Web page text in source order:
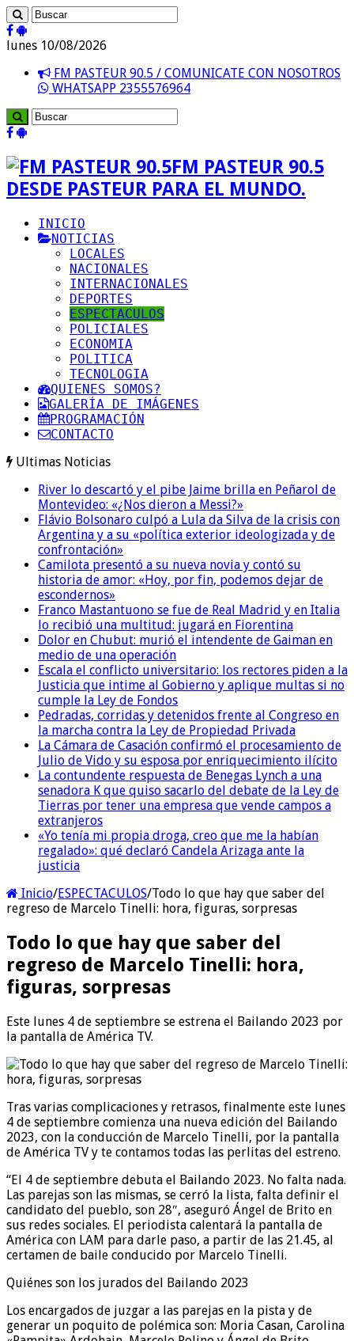
lunes 10/08/2026
FM PASTEUR 90.5 / COMUNICATE CON NOSOTROS
WHATSAPP 2355576964
FM PASTEUR 90.5
DESDE PASTEUR PARA EL MUNDO.
INICIO
NOTICIAS
LOCALES
NACIONALES
INTERNACIONALES
DEPORTES
ESPECTACULOS
POLICIALES
ECONOMIA
POLITICA
TECNOLOGIA
QUIENES SOMOS?
GALERÍA DE IMÁGENES
PROGRAMACIÓN
CONTACTO
Ultimas Noticias
River lo descartó y el pibe Jaime brilla en Peñarol de
Montevideo: «¿Nos dieron a Messi?»
Flávio Bolsonaro culpó a Lula da Silva de la crisis con
Argentina y a su «política exterior ideologizada y de
confrontación»
Camilota presentó a su nueva novia y contó su
historia de amor: «Hoy, por fin, podemos dejar de
escondernos»
Franco Mastantuono se fue de Real Madrid y en Italia
lo recibió una multitud: jugará en Fiorentina
Dolor en Chubut: murió el intendente de Gaiman en
medio de una operación
Escala el conflicto universitario: los rectores piden a la
Justicia que intime al Gobierno y aplique multas si no
cumple la Ley de Fondos
Pedradas, corridas y detenidos frente al Congreso en
la marcha contra la Ley de Propiedad Privada
La Cámara de Casación confirmó el procesamiento de
Julio de Vido y su esposa por enriquecimiento ilícito
La contundente respuesta de Benegas Lynch a una
senadora K que quiso sacarlo del debate de la Ley de
Tierras por tener una empresa que vende campos a
extranjeros
«Yo tenía mi propia droga, creo que me la habían
regalado»: qué declaró Candela Arizaga ante la
justicia
Inicio/ESPECTACULOS/Todo lo que hay que saber del
regreso de Marcelo Tinelli: hora, figuras, sorpresas
Todo lo que hay que saber del
regreso de Marcelo Tinelli: hora,
figuras, sorpresas
Este lunes 4 de septiembre se estrena el Bailando 2023 por
la pantalla de América TV.
Tras varias complicaciones y retrasos, finalmente este lunes
4 de septiembre comienza una nueva edición del Bailando
2023, con la conducción de Marcelo Tinelli, por la pantalla
de América TV y te contamos todas las perlitas del estreno.
“El 4 de septiembre debuta el Bailando 2023. No falta nada.
Las parejas son las mismas, se cerró la lista, falta definir el
candidato del pueblo, son 28″, aseguró Ángel de Brito en
sus redes sociales. El periodista calentará la pantalla de
América con LAM para darle paso, a partir de las 21.45, al
certamen de baile conducido por Marcelo Tinelli.
Quiénes son los jurados del Bailando 2023
Los encargados de juzgar a las parejas en la pista y de
generar un poquito de polémica son: Moria Casan, Carolina